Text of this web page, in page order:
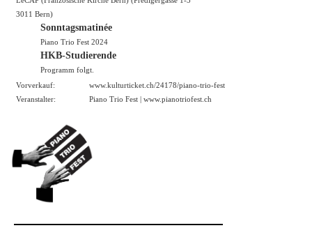
3011 Bern)
Sonntagsmatinée
Piano Trio Fest 2024
HKB-Studierende
Programm folgt.
Vorverkauf:
www.kulturticket.ch/24178/piano-trio-fest
Veranstalter:
Piano Trio Fest | www.pianotriofest.ch